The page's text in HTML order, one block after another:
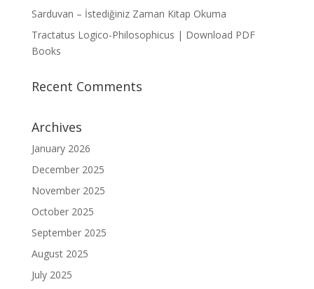
Sarduvan – İstediğiniz Zaman Kitap Okuma
Tractatus Logico-Philosophicus | Download PDF
Books
Recent Comments
Archives
January 2026
December 2025
November 2025
October 2025
September 2025
August 2025
July 2025